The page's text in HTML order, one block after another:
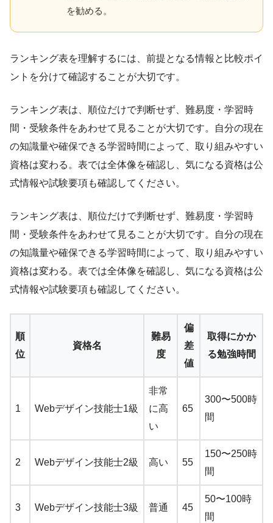
を勧める。
ランキング表を理解するには、前提となる情報と比較ポイ
ントを分けて確認することが大切です。
ランキング表は、順位だけで判断せず、難易度・学習時
間・受験条件をあわせて見ることが大切です。自分の現在
の知識量や確保できる学習時間によって、取り組みやすい
資格は変わる。表では全体像を確認し、気になる資格は公
式情報や試験要項も確認してください。
ランキング表は、順位だけで判断せず、難易度・学習時
間・受験条件をあわせて見ることが大切です。自分の現在
の知識量や確保できる学習時間によって、取り組みやすい
資格は変わる。表では全体像を確認し、気になる資格は公
式情報や試験要項も確認してください。
順
位
資格名
難易
度
偏
差
値
取得にかか
る勉強時間
1 Webデザイン技能士1級
非常
に高
い
65
300〜500時
間
2 Webデザイン技能士2級 高い 55
150〜250時
間
3 Webデザイン技能士3級 普通 45
50〜100時
間